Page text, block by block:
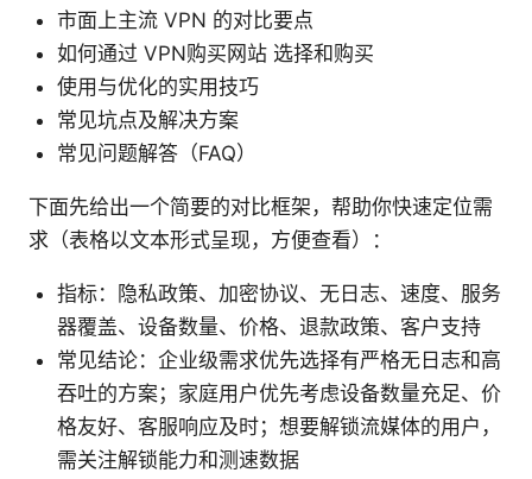
市面上主流 VPN 的对比要点
如何通过 VPN购买网站 选择和购买
使用与优化的实用技巧
常见坑点及解决方案
常见问题解答（FAQ）
下面先给出一个简要的对比框架，帮助你快速定位需
求（表格以文本形式呈现，方便查看）：
指标：隐私政策、加密协议、无日志、速度、服务
器覆盖、设备数量、价格、退款政策、客户支持
常见结论：企业级需求优先选择有严格无日志和高
吞吐的方案；家庭用户优先考虑设备数量充足、价
格友好、客服响应及时；想要解锁流媒体的用户，
需关注解锁能力和测速数据